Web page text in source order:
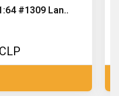
#1309 Lan..